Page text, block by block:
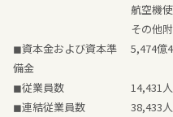
航空機
その他
◼資本金および資本準
備金
5,474億
◼従業員数
14,431
◼連結従業員数
38,433